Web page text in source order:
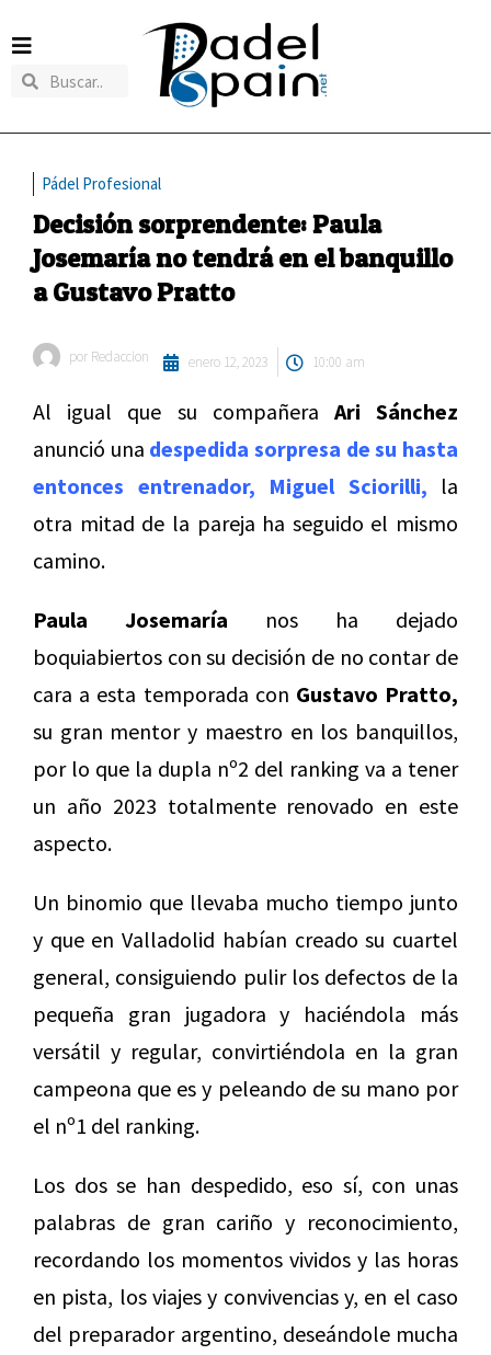
Pádel Profesional
Decisión sorprendente: Paula
Josemaría no tendrá en el banquillo
a Gustavo Pratto
por Redaccion enero 12, 2023 10:00 am
Al igual que su compañera Ari Sánchez
anunció una despedida sorpresa de su hasta
entonces entrenador, Miguel Sciorilli, la
otra mitad de la pareja ha seguido el mismo
camino.
Paula Josemaría nos ha dejado
boquiabiertos con su decisión de no contar de
cara a esta temporada con Gustavo Pratto,
su gran mentor y maestro en los banquillos,
por lo que la dupla nº2 del ranking va a tener
un año 2023 totalmente renovado en este
aspecto.
Un binomio que llevaba mucho tiempo junto
y que en Valladolid habían creado su cuartel
general, consiguiendo pulir los defectos de la
pequeña gran jugadora y haciéndola más
versátil y regular, convirtiéndola en la gran
campeona que es y peleando de su mano por
el nº1 del ranking.
Los dos se han despedido, eso sí, con unas
palabras de gran cariño y reconocimiento,
recordando los momentos vividos y las horas
en pista, los viajes y convivencias y, en el caso
del preparador argentino, deseándole mucha